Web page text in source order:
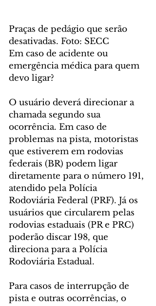
Praças de pedágio que serão
desativadas. Foto: SECC
Em caso de acidente ou
emergência médica para quem
devo ligar?
O usuário deverá direcionar a
chamada segundo sua
ocorrência. Em caso de
problemas na pista, motoristas
que estiverem em rodovias
federais (BR) podem ligar
diretamente para o número 191,
atendido pela Polícia
Rodoviária Federal (PRF). Já os
usuários que circularem pelas
rodovias estaduais (PR e PRC)
poderão discar 198, que
direciona para a Polícia
Rodoviária Estadual.
Para casos de interrupção de
pista e outras ocorrências, o